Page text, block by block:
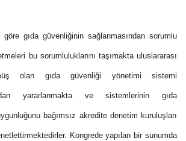
göre gıda güvenliğinin sağlanmasından sorumlu
bu sorumluluklarını taşımakta uluslararası
olan gıda güvenliği yönetimi sistemi
yararlanmakta ve sistemlerinin gıda
bağımsız akredite denetim kuruluşları
Kongrede yapılan bir sunumda